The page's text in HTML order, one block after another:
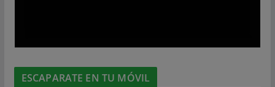
ESCAPARATE EN TU MÓVIL